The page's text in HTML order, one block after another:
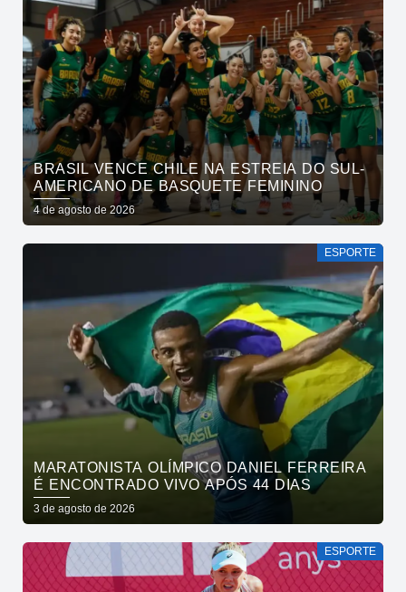
BRASIL VENCE CHILE NA ESTREIA DO SUL-
AMERICANO DE BASQUETE FEMININO
4 de agosto de 2026
ESPORTE
MARATONISTA OLÍMPICO DANIEL FERREIRA
É ENCONTRADO VIVO APÓS 44 DIAS
3 de agosto de 2026
ESPORTE